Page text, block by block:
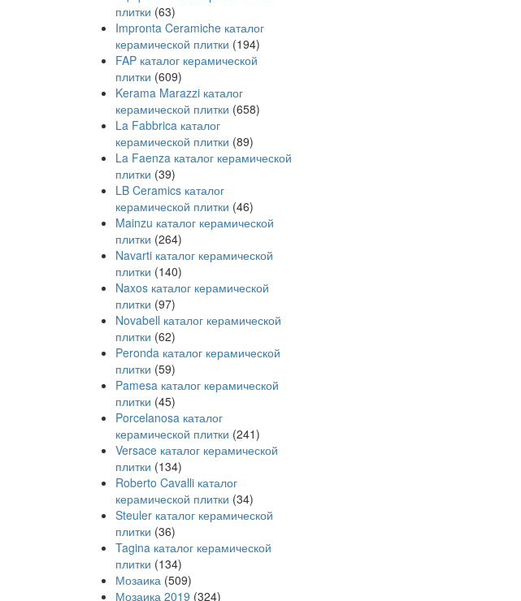
плитки (63)
Impronta Ceramiche каталог
керамической плитки (194)
FAP каталог керамической
плитки (609)
Kerama Marazzi каталог
керамической плитки (658)
La Fabbrica каталог
керамической плитки (89)
La Faenza каталог керамической
плитки (39)
LB Ceramics каталог
керамической плитки (46)
Mainzu каталог керамической
плитки (264)
Navarti каталог керамической
плитки (140)
Naxos каталог керамической
плитки (97)
Novabell каталог керамической
плитки (62)
Peronda каталог керамической
плитки (59)
Pamesa каталог керамической
плитки (45)
Porcelanosa каталог
керамической плитки (241)
Versace каталог керамической
плитки (134)
Roberto Cavalli каталог
керамической плитки (34)
Steuler каталог керамической
плитки (36)
Tagina каталог керамической
плитки (134)
Мозаика (509)
Мозаика 2019 (324)